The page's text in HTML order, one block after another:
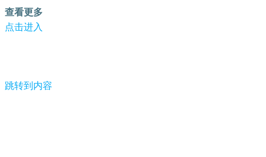
查看更多
点击进入
跳转到内容